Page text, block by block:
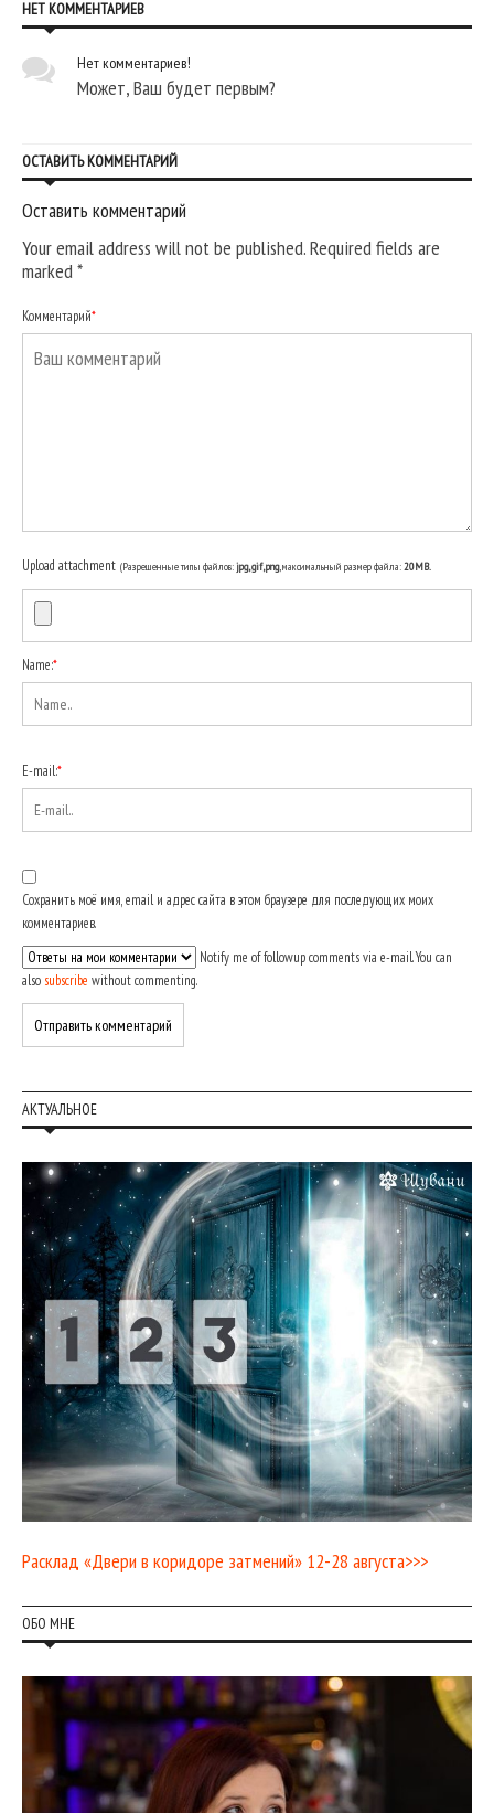
НЕТ КОММЕНТАРИЕВ
Нет комментариев!
Может, Ваш будет первым?
ОСТАВИТЬ КОММЕНТАРИЙ
Оставить комментарий
Your email address will not be published. Required fields are
marked*
Комментарий*
Upload attachment (Разрешенные типы файлов:jpg, gif, png, максимальный размер файла:20MB.
Name:*
E-mail:*
Сохранить моё имя, email и адрес сайта в этом браузере для последующих моих
комментариев.
Notify me of followup comments via e-mail. You can
also subscribe without commenting.
АКТУАЛЬНОЕ
Расклад «Двери в коридоре затмений» 12-28 августа>>>
ОБО МНЕ